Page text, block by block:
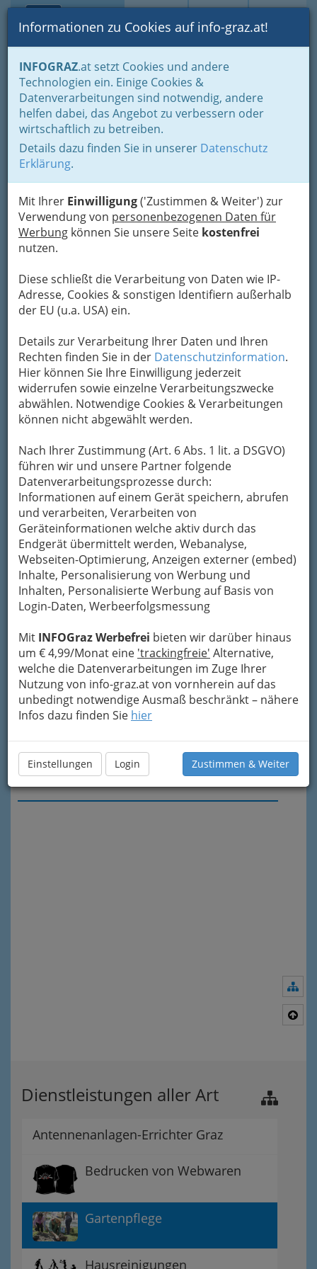
Suche Login Toggle
Informationen zu Cookies auf info-graz.at!
INFOGRAZ.at setzt Cookies und andere
Technologien ein. Einige Cookies &
Datenverarbeitungen sind notwendig, andere
helfen dabei, das Angebot zu verbessern oder
wirtschaftlich zu betreiben.
Details dazu finden Sie in unserer Datenschutz
Erklärung.
Mit Ihrer Einwilligung('Zustimmen & Weiter') zur
Verwendung von personenbezogenen Daten für
Werbung können Sie unsere Seite kostenfrei
nutzen.
Diese schließt die Verarbeitung von Daten wie IP-
Adresse, Cookies & sonstigen Identifiern außerhalb
der EU (u.a. USA) ein.
Details zur Verarbeitung Ihrer Daten und Ihren
Rechten finden Sie in der Datenschutzinformation.
Hier können Sie Ihre Einwilligung jederzeit
widerrufen sowie einzelne Verarbeitungszwecke
abwählen. Notwendige Cookies & Verarbeitungen
können nicht abgewählt werden.
Nach Ihrer Zustimmung (Art. 6 Abs. 1 lit. a DSGVO)
führen wir und unsere Partner folgende
Datenverarbeitungsprozesse durch:
Informationen auf einem Gerät speichern, abrufen
und verarbeiten, Verarbeiten von
Geräteinformationen welche aktiv durch das
Endgerät übermittelt werden, Webanalyse,
Webseiten-Optimierung, Anzeigen externer (embed)
Inhalte, Personalisierung von Werbung und
Inhalten, Personalisierte Werbung auf Basis von
Login-Daten, Werbeerfolgsmessung
Mit INFOGraz Werbefrei bieten wir darüber hinaus
um € 4,99/Monat eine 'trackingfreie' Alternative,
welche die Datenverarbeitungen im Zuge Ihrer
Nutzung von info-graz.at von vornherein auf das
unbedingt notwendige Ausmaß beschränkt – nähere
Infos dazu finden Sie hier
Einstellungen Login Zustimmen & Weiter
Home Branchen Dienstleistungen
Haus & Garten
Gartenpflege
Franz Leber
Gartengestaltung-Pflasterei
Jagerberg 28, 8091 Jagerberg
+43 3473 8278
+43 664 404 0923
Karte
Karte anzeigen
Kontaktaufnahme
Um die Info-Graz Firmenvor Spam-Mails zu
bewahren, verwenden wir an dieser Stelle zur
Übermittlung Ihrer Nachricht ein sicheres
Formular. Ihre Nachricht wird nach dem
Absenden umgehend per Mail an das
Unternehmen Franz Leber weitergeleitet.
Mein Name
Meine Email Adresse
Mein Betreff
Meine Nachricht
Meine Nachricht senden
Dienstleistungen aller Art
Antennenanlagen-Errichter Graz
Bedrucken von Webwaren
Gartenpflege
Hausreinigungen